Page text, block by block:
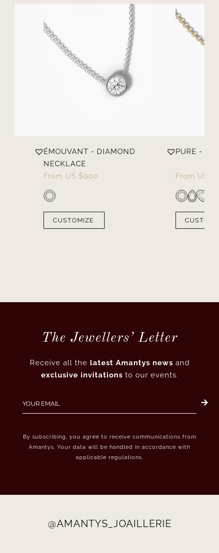
ÉMOUVANT - DIAMOND
NECKLACE
From US $900
CUSTOMIZE
PURE -
From US $
The Jewellers’ Letter
Receive all the latest Amantys news and
exclusive invitations to our events.
By subscribing, you agree to receive communications from
Amantys. Your data will be handled in accordance with
applicable regulations.
@AMANTYS_JOAILLERIE